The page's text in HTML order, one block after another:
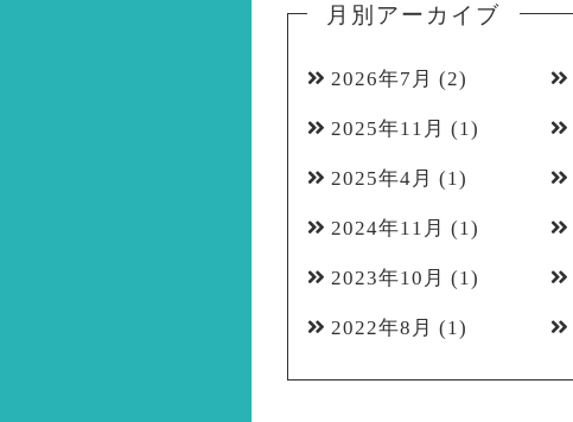
月別アーカイブ
2026年7月 (2)
2025年11月 (1)
2025年4月 (1)
2024年11月 (1)
2023年10月 (1)
2022年8月 (1)